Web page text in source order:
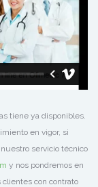
tiene ya disponibles.
en vigor, si
servicio técnico
y nos pondremos en
clientes con contrato